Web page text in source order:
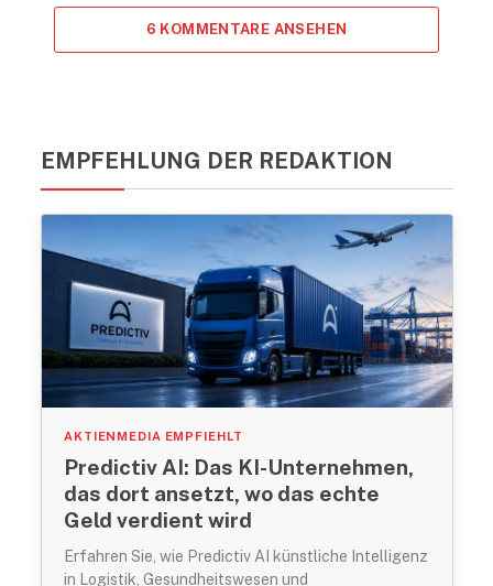
6 KOMMENTARE ANSEHEN
EMPFEHLUNG DER REDAKTION
AKTIENMEDIA EMPFIEHLT
Predictiv AI: Das KI-Unternehmen,
das dort ansetzt, wo das echte
Geld verdient wird
Erfahren Sie, wie Predictiv AI künstliche Intelligenz
in Logistik, Gesundheitswesen und